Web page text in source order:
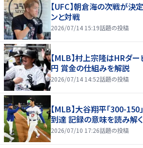
【UFC】朝倉海の次戦が
ンと対戦
2026/07/14 15:19話題の投稿
【MLB】村上宗隆はHRダ
円 賞金の仕組みを解説
2026/07/14 14:52話題の投稿
【MLB】大谷翔平「300-
到達 記録の意味を読み解く
2026/07/10 17:26話題の投稿